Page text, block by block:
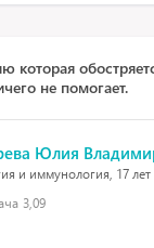
которая
не помогает.
Юлия
и иммунология, 17 лет
3,09